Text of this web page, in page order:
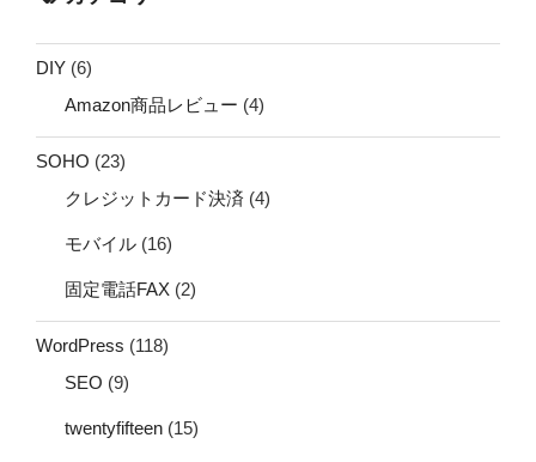
DIY (6)
Amazon商品レビュー (4)
SOHO (23)
クレジットカード決済 (4)
モバイル (16)
固定電話FAX (2)
WordPress (118)
SEO (9)
twentyfifteen (15)